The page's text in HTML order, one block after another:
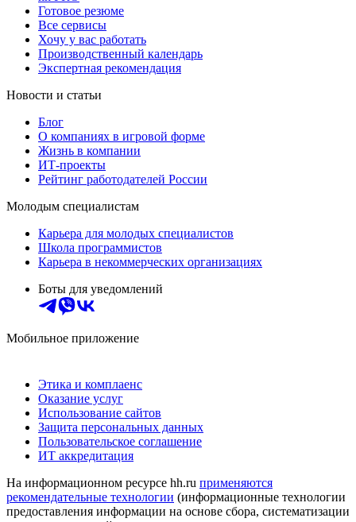
Готовое резюме
Все сервисы
Хочу у вас работать
Производственный календарь
Экспертная рекомендация
Новости и статьи
Блог
О компаниях в игровой форме
Жизнь в компании
ИТ-проекты
Рейтинг работодателей России
Молодым специалистам
Карьера для молодых специалистов
Школа программистов
Карьера в некоммерческих организациях
Боты для уведомлений
Мобильное приложение
Этика и комплаенс
Оказание услуг
Использование сайтов
Защита персональных данных
Пользовательское соглашение
ИТ аккредитация
На информационном ресурсе hh.ru применяются
рекомендательные технологии (информационные технологии
предоставления информации на основе сбора, систематизации